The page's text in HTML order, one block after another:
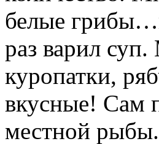
белые
раз варил
куропатки,
вкусные! Сам
местной